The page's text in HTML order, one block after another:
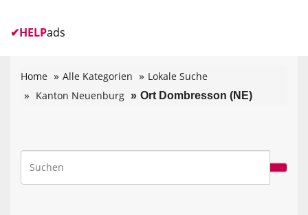
✔HELPads
Home Alle Kategorien
Lokale Suche
Kanton Neuenburg
Ort Dombresson (NE)